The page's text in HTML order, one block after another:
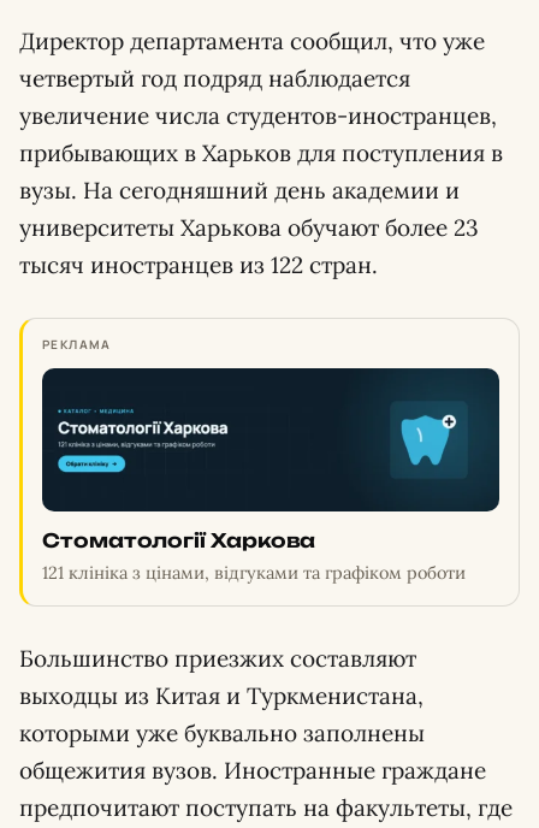
Директор департамента сообщил, что уже
четвертый год подряд наблюдается
увеличение числа студентов-иностранцев,
прибывающих в Харьков для поступления в
вузы. На сегодняшний день академии и
университеты Харькова обучают более 23
тысяч иностранцев из 122 стран.
РЕКЛАМА
Стоматології Харкова
121 клініка з цінами, відгуками та графіком роботи
Большинство приезжих составляют
выходцы из Китая и Туркменистана,
которыми уже буквально заполнены
общежития вузов. Иностранные граждане
предпочитают поступать на факультеты, где